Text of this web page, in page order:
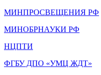
МИНПРОСВЕЩЕНИЯ РФ
МИНОБРНАУКИ РФ
НЦПТИ
ФГБУ ДПО «УМЦ ЖДТ»